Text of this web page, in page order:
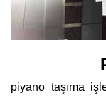
piyano taşıma